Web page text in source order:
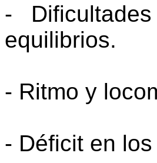
-
equilibrios.
- Ritmo y
- Déficit en